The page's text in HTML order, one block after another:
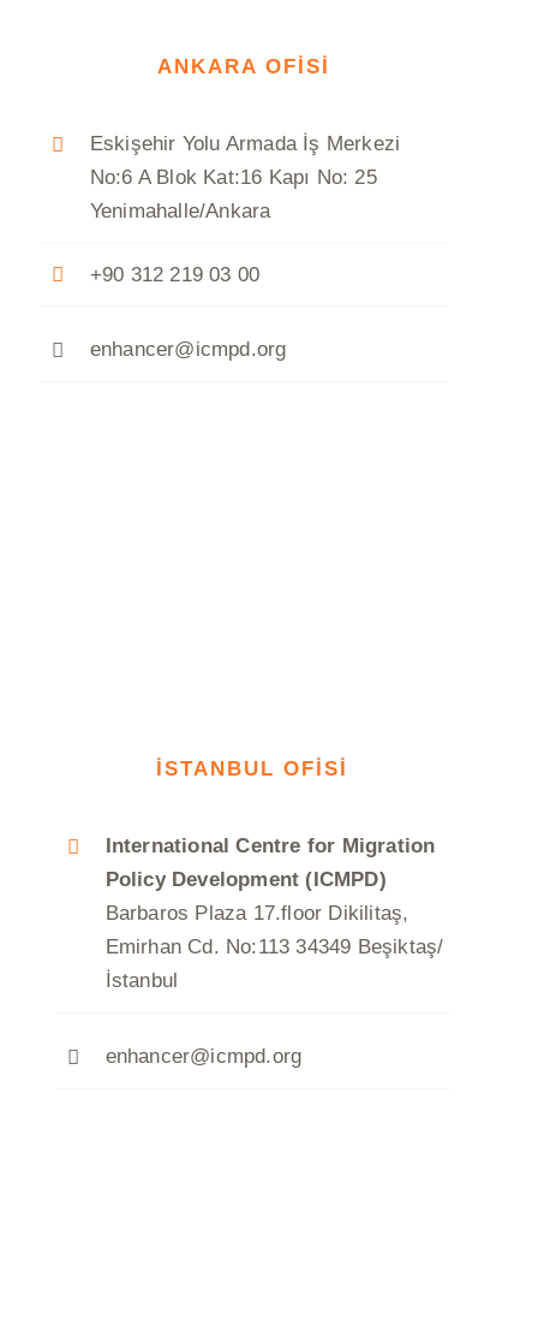
ANKARA OFİSİ
Eskişehir Yolu Armada İş Merkezi
No:6 A Blok Kat:16 Kapı No: 25
Yenimahalle/Ankara
+90 312 219 03 00
enhancer@icmpd.org
İSTANBUL OFİSİ
International Centre for Migration
Policy Development (ICMPD)
Barbaros Plaza 17.floor Dikilitaş,
Emirhan Cd. No:113 34349 Beşiktaş/
İstanbul
enhancer@icmpd.org